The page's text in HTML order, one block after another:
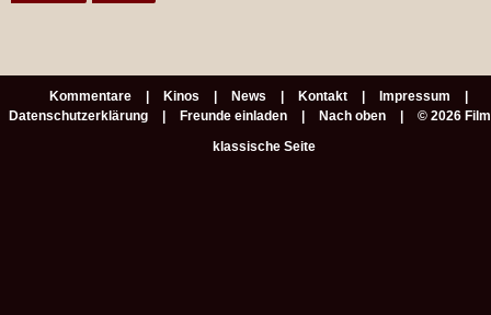
Kommentare Kinos News Kontakt
Impressum
Datenschutzerklärung
Freunde einladen Nach oben
© 2026
klassische Seite